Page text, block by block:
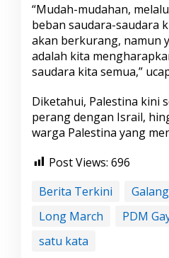
a
“Mudah-mudahan,
beban saudara-saudara
akan berkurang, namun
adalah kita
saudara kita semua,”
Diketahui, Palestina kini
perang dengan Israil,
warga Palestina yang
Post Views: 696
Berita Terkini
Long March
PDM
satu kata